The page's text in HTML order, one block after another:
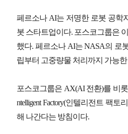
페르소나 AI는 저명한 로봇 공학
봇 스타트업이다. 포스코그룹은
했다. 페르소나 AI는 NASA의 로
립부터 고중량물 처리까지 가능
포스코그룹은 AX(AI 전환)를 비
ntelligent Factory(인텔리전트 팩
해 나간다는 방침이다.